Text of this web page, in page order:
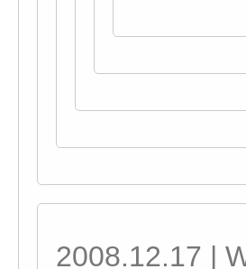
2008.12.17 |